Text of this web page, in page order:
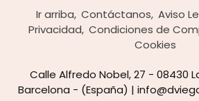
Ir arriba Contáctanos Aviso
Privacidad Condiciones de
Cookies
Calle Alfredo Nobel, 27 - 08430
Barcelona - (España) |